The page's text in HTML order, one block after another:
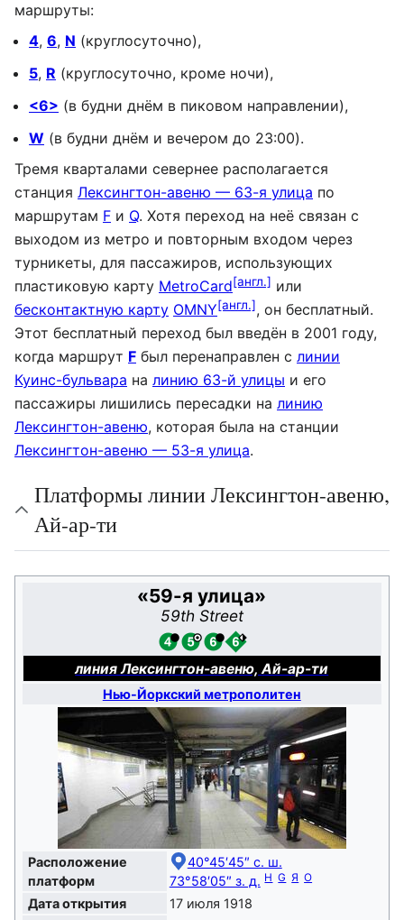
маршруты:
4, 6, N (круглосуточно),
5, R (круглосуточно, кроме ночи),
<6> (в будни днём в пиковом направлении),
W (в будни днём и вечером до 23:00).
Тремя кварталами севернее располагается
станция Лексингтон-авеню — 63-я улица по
маршрутам F и Q. Хотя переход на неё связан с
выходом из метро и повторным входом через
турникеты, для пассажиров, использующих
пластиковую карту MetroCard[англ.] или
бесконтактную карту OMNY[англ.], он бесплатный.
Этот бесплатный переход был введён в 2001 году,
когда маршрут F был перенаправлен с линии
Куинс-бульвара на линию 63-й улицы и его
пассажиры лишились пересадки на линию
Лексингтон-авеню, которая была на станции
Лексингтон-авеню — 53-я улица.
Платформы линии Лексингтон-авеню,
Ай-ар-ти
«59-я улица»
59th Street
линия Лексингтон-авеню,Ай-ар-ти
Нью-Йоркский метрополитен
Расположение
платформ
40°45′45″ с. ш.
73°58′05″ з. д. H G Я O
Дата открытия
17 июля 1918